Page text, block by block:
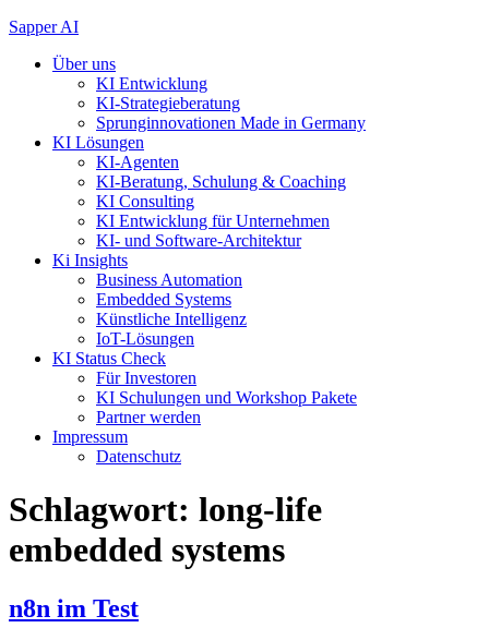
Zum
springen
Sapper AI
Über uns
KI Entwicklung
KI-Strategieberatung
Sprunginnovationen Made in Germany
KI Lösungen
KI-Agenten
KI-Beratung, Schulung & Coaching
KI Consulting
KI Entwicklung für Unternehmen
KI- und Software-Architektur
Ki Insights
Business Automation
Embedded Systems
Künstliche Intelligenz
IoT-Lösungen
KI Status Check
Für Investoren
KI Schulungen und Workshop Pakete
Partner werden
Impressum
Datenschutz
Schlagwort: long-life
embedded systems
n8n im Test